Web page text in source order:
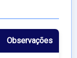
Observações